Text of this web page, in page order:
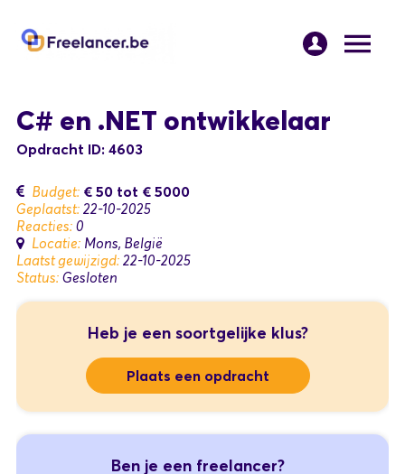
C# en .NET ontwikkelaar
Opdracht ID: 4603
Budget: € 50 tot € 5000
Geplaatst: 22-10-2025
Reacties: 0
Locatie: Mons, België
Laatst gewijzigd: 22-10-2025
Status: Gesloten
Heb je een soortgelijke klus?
Plaats een opdracht
Ben je een freelancer?